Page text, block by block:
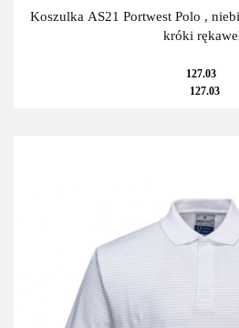
Koszulka AS21 Portwest Polo ,
króki
127.03
127.03